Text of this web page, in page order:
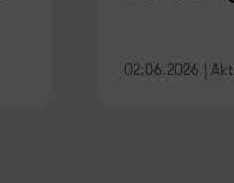
02.06.2026 |